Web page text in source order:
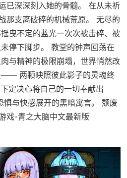
已深深刻入她的骨髓。 在从未祈
那支离破碎的机械荒原。 无尽的
曳不定的蓝光一次次被击碎、被
停下脚步。 教堂的钟声回荡在
与精神的极限崩塌，世界悄然改
—— 两颗映照彼此影子的灵魂终
定决心将自己的一切奉献出
惧与快感展开的黑暗寓言。 颓废
戏-青之大脑中文最新版